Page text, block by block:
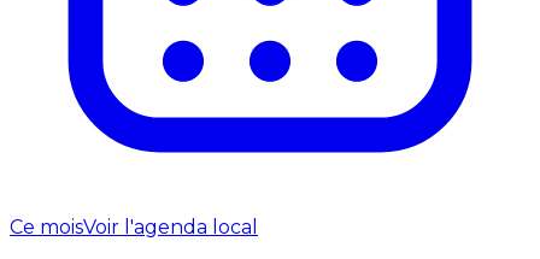
Ce moisVoir l'agenda local